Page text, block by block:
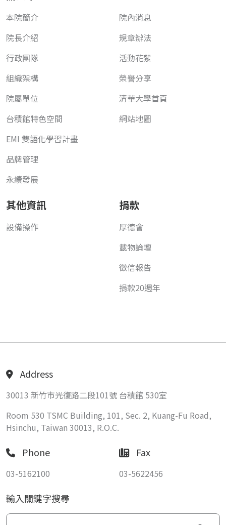
本院簡介
院長介紹
行政團隊
組織架構
院屬單位
台積館特色空間
EMI 雙語化學習計畫
品牌管理
永續發展
院內消息
規章辦法
活動花絮
榮譽分享
清華大學首頁
網站地圖
其他資訊
設備操作
捐款
厚德會
載物論壇
徵信報告
捐款20週年
Address
30013 新竹市光復路二段101號 台積館 530室
Room 530 TSMC Building, 101, Sec. 2, Kuang-Fu Road,
Hsinchu, Taiwan 30013, R.O.C.
Phone
03-5162100
Fax
03-5622456
輸入關鍵字搜尋